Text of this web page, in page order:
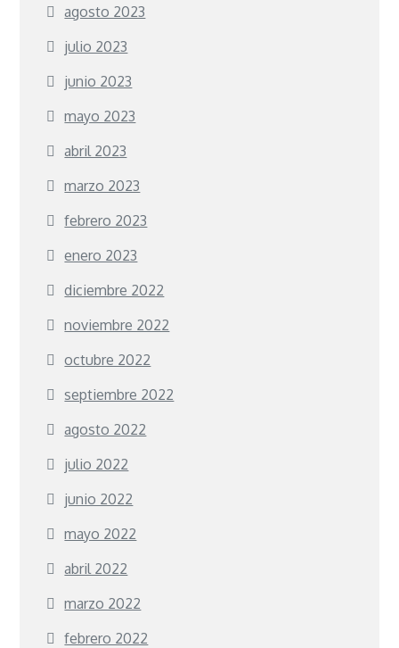
agosto 2023
julio 2023
junio 2023
mayo 2023
abril 2023
marzo 2023
febrero 2023
enero 2023
diciembre 2022
noviembre 2022
octubre 2022
septiembre 2022
agosto 2022
julio 2022
junio 2022
mayo 2022
abril 2022
marzo 2022
febrero 2022